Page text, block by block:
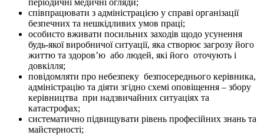
співпрацювати з адміністрацією у справі організації
безпечних та нешкідливих умов праці;
особисто вживати посильних заходів щодо усунення
будь-якої виробничої ситуації, яка створює загрозу його
життю та здоров’ю або людей, які його оточують і
довкілля;
повідомляти про небезпеку безпосереднього керівника,
адміністрацію та діяти згідно схемі оповіщення – збору
керівництва при надзвичайних ситуаціях та
катастрофах;
систематично підвищувати рівень професійних знань та
майстерності;